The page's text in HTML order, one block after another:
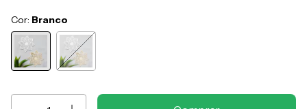
Cor: Branco